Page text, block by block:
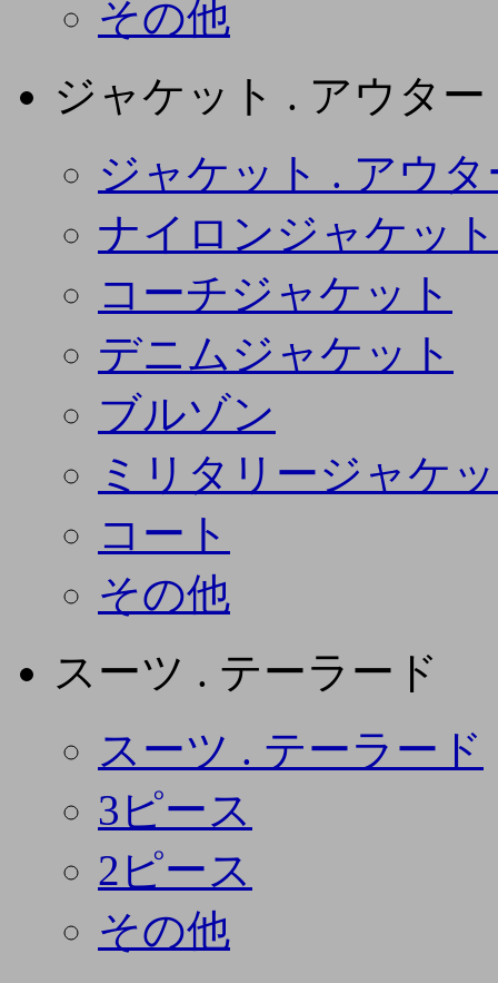
その他
ジャケット . アウター
ジャケット . アウタ
ナイロンジャケット
コーチジャケット
デニムジャケット
ブルゾン
ミリタリージャケ
コート
その他
スーツ . テーラード
スーツ . テーラード
3ピース
2ピース
その他